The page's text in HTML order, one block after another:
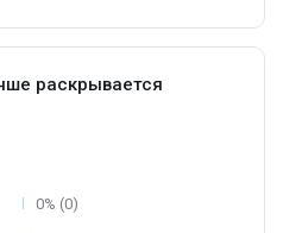
раскрывается
0% (0)